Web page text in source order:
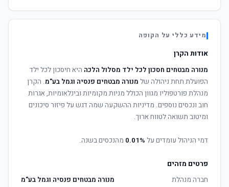
מידע כללי על הקופה
אודות הקרן
מנורה מבטחים חסכון לכל ילד מסלול הלכה היא חיסכון לכל ילד
הפועלת תחת ניהולה של מנורה מבטחים פנסיה וגמל בע"מ. הקרן
מנהלת פורטפוליו מגוון הכולל מניות מקומיות ובינלאומיות, אגרות
חוב ונכסים נוספים. מדיניות ההשקעה שמה דגש על פיזור סיכונים
ומיטוב תשואה לטווח ארוך.
דמי הניהול עומדים על 0.01% מהנכסים בשנה.
פרטים מזהים
חברה מנהלת
מנורה מבטחים פנסיה וגמל בע"מ